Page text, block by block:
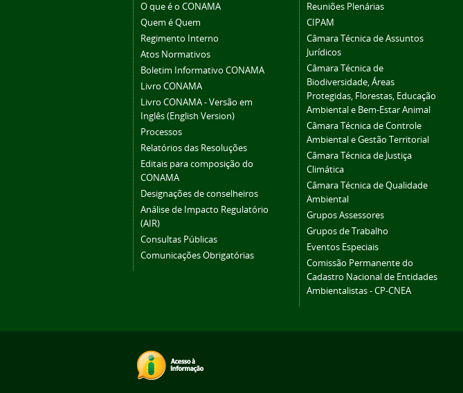
O que é o CONAMA
Quem é Quem
Regimento Interno
Atos Normativos
Boletim Informativo CONAMA
Livro CONAMA
Livro CONAMA - Versão em
Inglês (English Version)
Processos
Relatórios das Resoluções
Editais para composição do
CONAMA
Designações de conselheiros
Análise de Impacto Regulatório
(AIR)
Consultas Públicas
Comunicações Obrigatórias
Reuniões Plenárias
CIPAM
Câmara Técnica de Assuntos
Jurídicos
Câmara Técnica de
Biodiversidade, Áreas
Protegidas, Florestas, Educação
Ambiental e Bem-Estar Animal
Câmara Técnica de Controle
Ambiental e Gestão Territorial
Câmara Técnica de Justiça
Climática
Câmara Técnica de Qualidade
Ambiental
Grupos Assessores
Grupos de Trabalho
Eventos Especiais
Comissão Permanente do
Cadastro Nacional de Entidades
Ambientalistas - CP-CNEA